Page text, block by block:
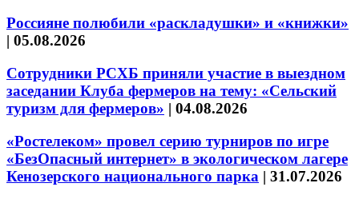
Россияне полюбили «раскладушки» и «книжки»
| 05.08.2026
Сотрудники РСХБ приняли участие в выездном
заседании Клуба фермеров на тему: «Сельский
туризм для фермеров» | 04.08.2026
«Ростелеком» провел серию турниров по игре
«БезОпасный интернет» в экологическом лагере
Кенозерского национального парка | 31.07.2026